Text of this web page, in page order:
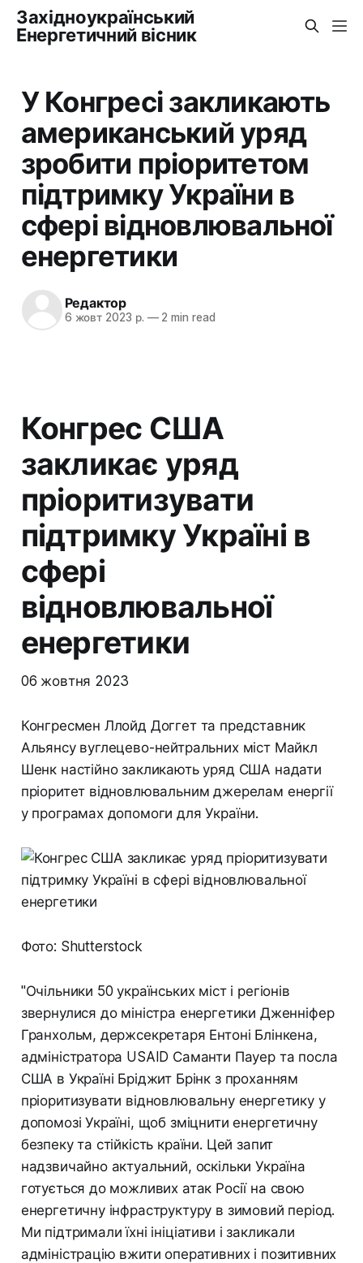
Західноукраїнський
Енергетичний вісник
У Конгресі закликають
американський уряд
зробити пріоритетом
підтримку України в
сфері відновлювальної
енергетики
Редактор
6 жовт 2023 р. —2 min read
Конгрес США
закликає уряд
пріоритизувати
підтримку Україні в
сфері
відновлювальної
енергетики
06 жовтня 2023
Конгресмен Ллойд Доггет та представник
Альянсу вуглецево-нейтральних міст Майкл
Шенк настійно закликають уряд США надати
пріоритет відновлювальним джерелам енергії
у програмах допомоги для України.
Фото: Shutterstock
"Очільники 50 українських міст і регіонів
звернулися до міністра енергетики Дженніфер
Гранхольм, держсекретаря Ентоні Блінкена,
адміністратора USAID Саманти Пауер та посла
США в Україні Бріджит Брінк з проханням
пріоритизувати відновлювальну енергетику у
допомозі Україні, щоб зміцнити енергетичну
безпеку та стійкість країни. Цей запит
надзвичайно актуальний, оскільки Україна
готується до можливих атак Росії на свою
енергетичну інфраструктуру в зимовий період.
Ми підтримали їхні ініціативи і закликали
адміністрацію вжити оперативних і позитивних